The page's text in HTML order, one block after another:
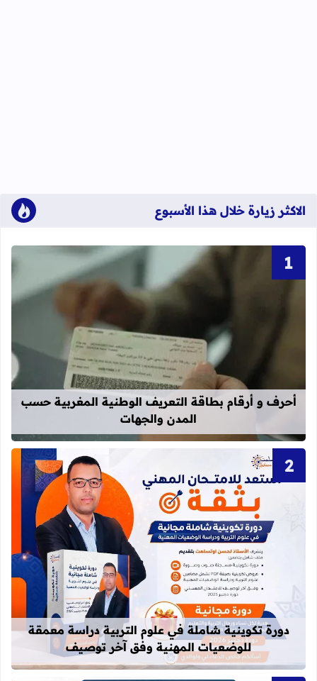
الاكثر زيارة خلال هذا الأسبوع
قراءة المزيد عن أحرف و أرقام
أحرف و أرقام بطاقة التعريف الوطنية المغربية حسب
المدن والجهات
قراءة المزيد عن دورة تكوينية
دورة تكوينية شاملة في علوم التربية دراسة معمقة
للوضعيات المهنية وفق آخر توصيف